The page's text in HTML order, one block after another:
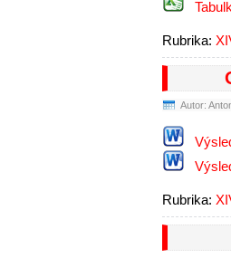
Rubrika:
Autor:
Rubrika: